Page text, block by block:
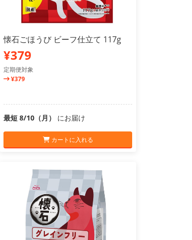
懐石ごほうび ビーフ仕立て 117g
¥379
定期便対象
¥379
最短 8/10（月） にお届け
カートに入れる